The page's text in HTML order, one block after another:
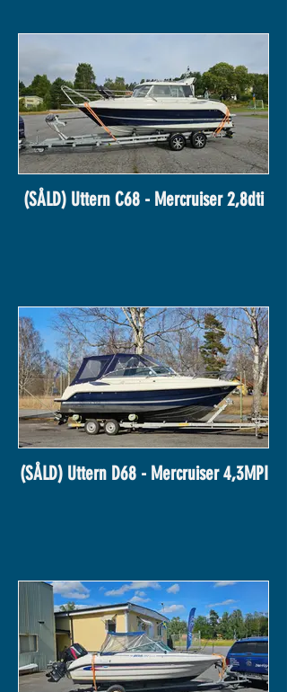
(SÅLD) Uttern C68 - Mercruiser 2,8dti
(SÅLD) Uttern D68 - Mercruiser 4,3MPI